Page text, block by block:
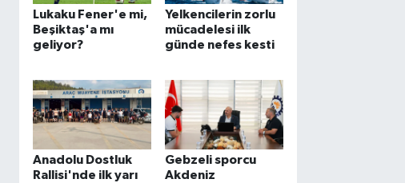
Lukaku Fener'e mi,
Beşiktaş'a mı
geliyor?
Yelkencilerin zorlu
mücadelesi ilk
günde nefes kesti
Anadolu Dostluk
Rallisi'nde ilk yarı
Gebzeli sporcu
Akdeniz